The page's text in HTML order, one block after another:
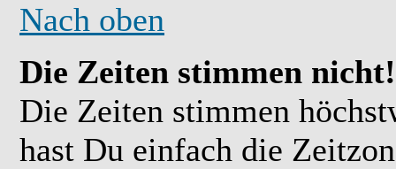
Nach oben
Die Zeiten stimmen nicht!
Die Zeiten stimmen
hast Du einfach die